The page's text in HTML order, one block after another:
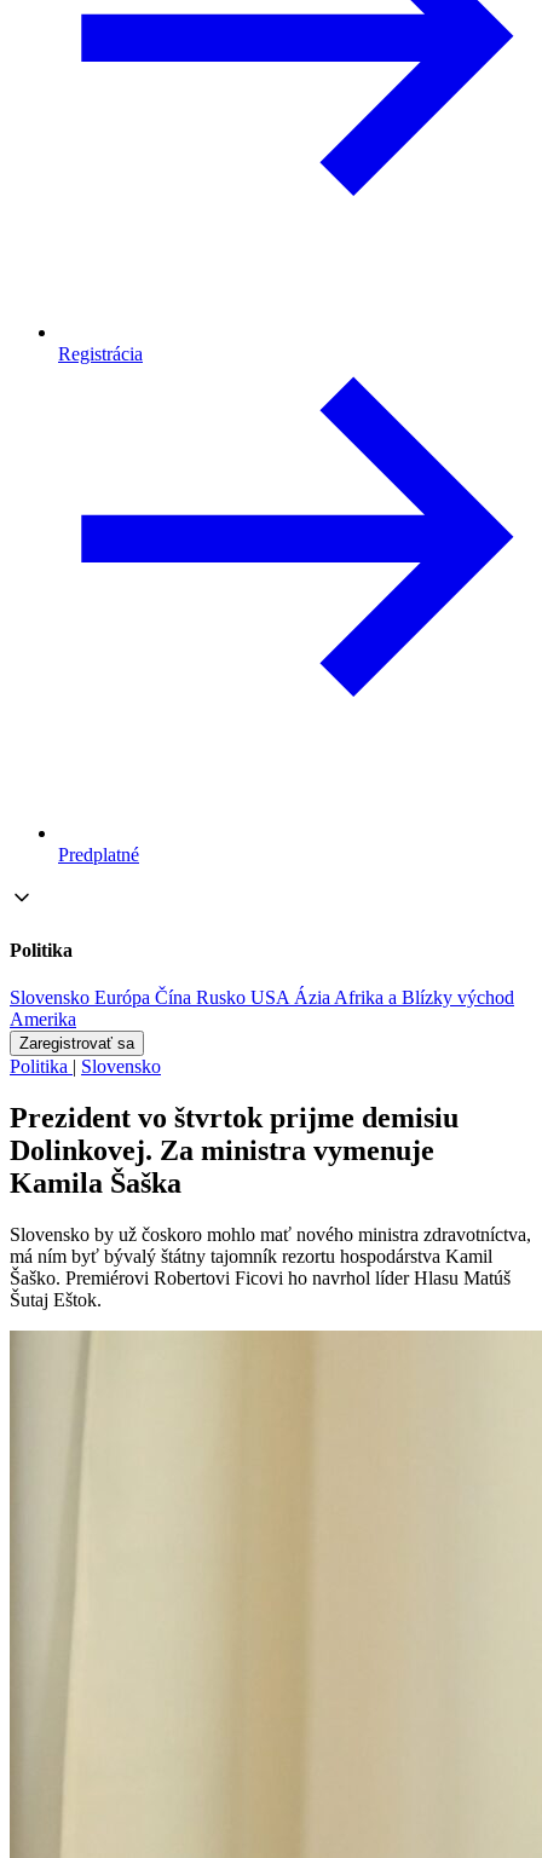
Registrácia
Predplatné
Politika
Slovensko Európa Čína Rusko USA ÁziaAfrika a Blízky východ
Amerika
Zaregistrovať sa
Politika | Slovensko
Prezident vo štvrtok prijme demisiu
Dolinkovej. Za ministra vymenuje
Kamila Šaška
Slovensko by už čoskoro mohlo mať nového ministra zdravotníctva,
má ním byť bývalý štátny tajomník rezortu hospodárstva Kamil
Šaško. Premiérovi Robertovi Ficovi ho navrhol líder Hlasu Matúš
Šutaj Eštok.